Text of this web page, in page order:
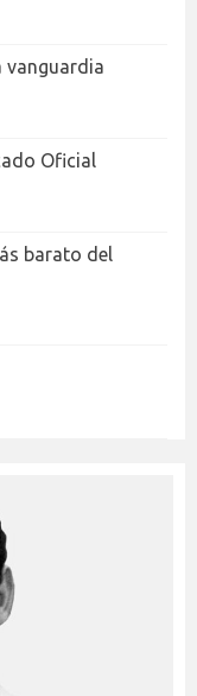
vanguardia
Oficial
barato del